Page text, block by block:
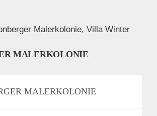
MALERKOLONIE
MALERKOLONIE